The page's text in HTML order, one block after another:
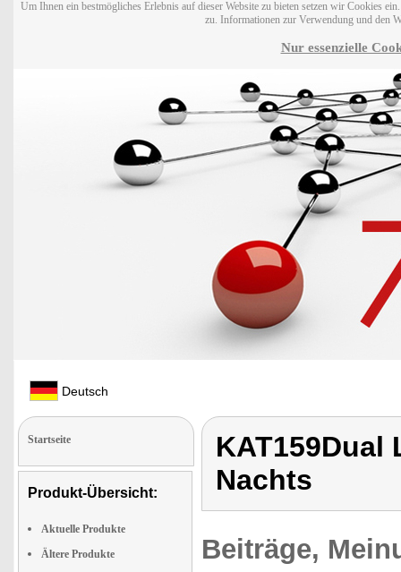
Um Ihnen ein bestmögliches Erlebnis auf dieser Website zu bieten setzen wir Cookies
zu. Informationen zur Verwendung und den
Nur essenzielle
Deutsch
Startseite
Produkt-Übersicht:
Aktuelle Produkte
Ältere Produkte
KAT159Dual
Nachts
Beiträge,